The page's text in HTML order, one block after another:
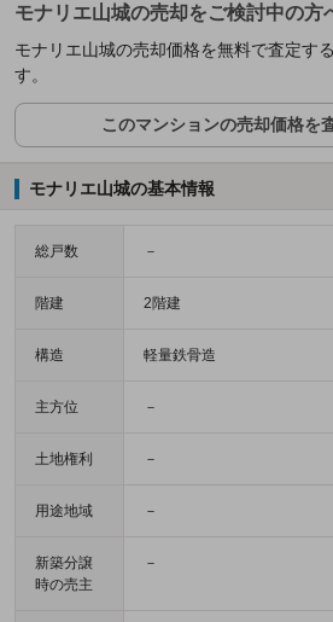
モナリエ山城の売却をご検討中の方
モナリエ山城の売却価格を無料で査定す
す。
このマンションの売却価格を査
モナリエ山城の基本情報
総戸数 －
階建 2階建
構造 軽量鉄骨造
主方位 －
土地権利 －
用途地域 －
新築分譲
時の売主
－